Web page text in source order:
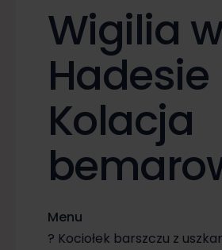
Wigilia w
Kolacja
Menu
? Kociołek barszczu z